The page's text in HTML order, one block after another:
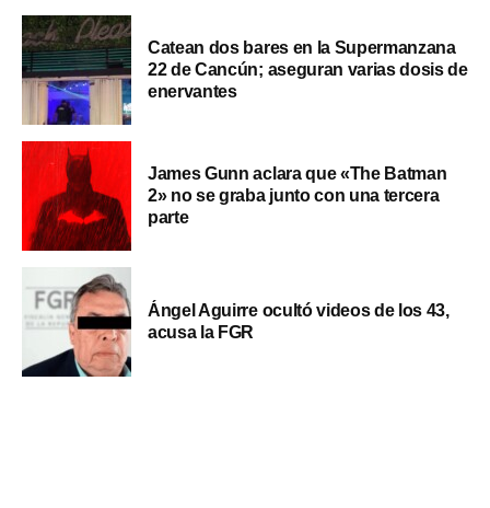
Catean dos bares en la Supermanzana
22 de Cancún; aseguran varias dosis de
enervantes
James Gunn aclara que «The Batman
2» no se graba junto con una tercera
parte
Ángel Aguirre ocultó videos de los 43,
acusa la FGR